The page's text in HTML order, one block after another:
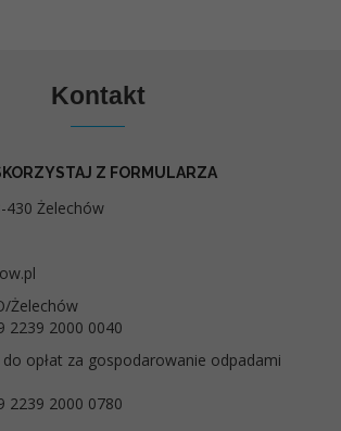
Kontakt
Z FORMULARZA
430 Żelechów
Żelechów
2239 2000 0040
opłat za gospodarowanie odpadami
2239 2000 0780